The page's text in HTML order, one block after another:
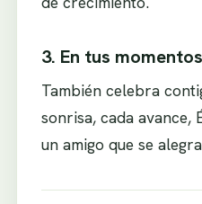
3. En tus
También celebra
sonrisa, cada avance,
un amigo que se